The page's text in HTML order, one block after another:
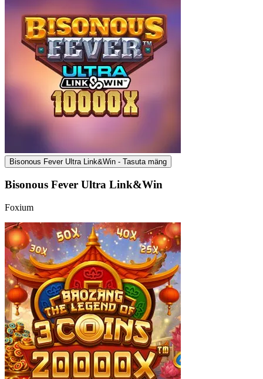
Bisonous Fever Ultra Link&Win - Tasuta mäng
Bisonous Fever Ultra Link&Win
Foxium